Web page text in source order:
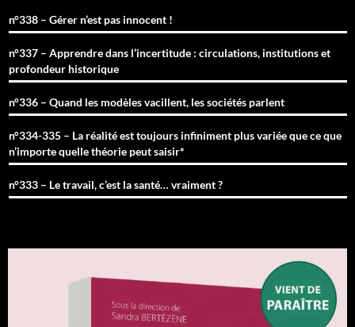
n°338 – Gérer n’est pas innocent !
n°337 – Apprendre dans l’incertitude : circulations, institutions et
profondeur historique
n°336 – Quand les modèles vacillent, les sociétés parlent
n°334-335 – La réalité est toujours infiniment plus variée que ce que
n’importe quelle théorie peut saisir*
n°333 – Le travail, c’est la santé… vraiment ?